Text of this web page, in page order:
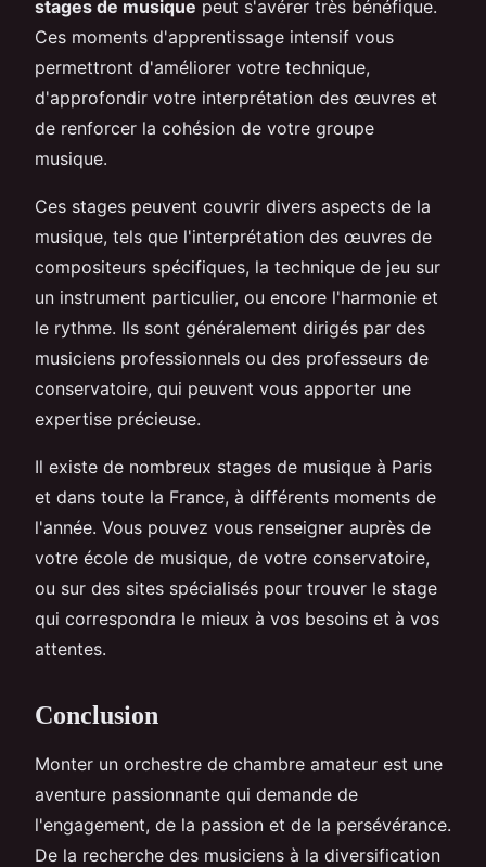
stages de musique peut s'avérer très bénéfique.
Ces moments d'apprentissage intensif vous
permettront d'améliorer votre technique,
d'approfondir votre interprétation des œuvres et
de renforcer la cohésion de votre groupe
musique.
Ces stages peuvent couvrir divers aspects de la
musique, tels que l'interprétation des œuvres de
compositeurs spécifiques, la technique de jeu sur
un instrument particulier, ou encore l'harmonie et
le rythme. Ils sont généralement dirigés par des
musiciens professionnels ou des professeurs de
conservatoire, qui peuvent vous apporter une
expertise précieuse.
Il existe de nombreux stages de musique à Paris
et dans toute la France, à différents moments de
l'année. Vous pouvez vous renseigner auprès de
votre école de musique, de votre conservatoire,
ou sur des sites spécialisés pour trouver le stage
qui correspondra le mieux à vos besoins et à vos
attentes.
Conclusion
Monter un orchestre de chambre amateur est une
aventure passionnante qui demande de
l'engagement, de la passion et de la persévérance.
De la recherche des musiciens à la diversification